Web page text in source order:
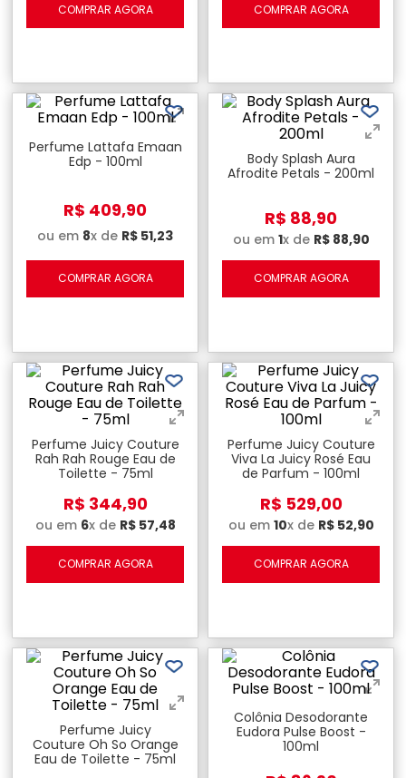
COMPRAR AGORA COMPRAR AGORA
Perfume Lattafa Emaan
Edp - 100ml
R$ 409,90
ou em 8x de R$ 51,23
COMPRAR AGORA
Body Splash Aura
Afrodite Petals - 200ml
R$ 88,90
ou em 1x de R$ 88,90
COMPRAR AGORA
Perfume Juicy Couture
Rah Rah Rouge Eau de
Toilette - 75ml
R$ 344,90
ou em 6x de R$ 57,48
COMPRAR AGORA
Perfume Juicy Couture
Viva La Juicy Rosé Eau
de Parfum - 100ml
R$ 529,00
ou em 10x de R$ 52,90
COMPRAR AGORA
Perfume Juicy
Couture Oh So Orange
Eau de Toilette - 75ml
Colônia Desodorante
Eudora Pulse Boost -
100ml